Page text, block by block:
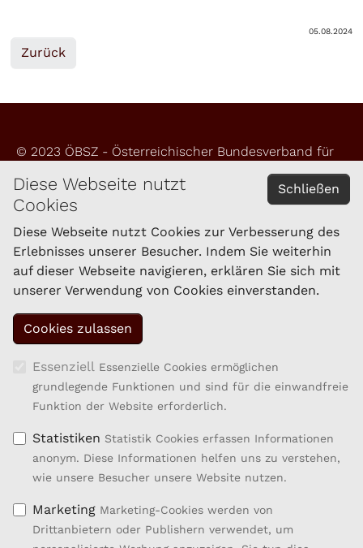
Schließen
Diese Webseite nutzt
Cookies
Diese Webseite nutzt Cookies zur Verbesserung des
Erlebnisses unserer Besucher. Indem Sie weiterhin
auf dieser Webseite navigieren, erklären Sie sich mit
unserer Verwendung von Cookies einverstanden.
Essenziell Essenzielle Cookies ermöglichen
grundlegende Funktionen und sind für die einwandfreie
Funktion der Website erforderlich.
Statistiken Statistik Cookies erfassen Informationen
anonym. Diese Informationen helfen uns zu verstehen,
wie unsere Besucher unsere Website nutzen.
Marketing Marketing-Cookies werden von
Drittanbietern oder Publishern verwendet, um
05.08.2024
Zurück
© 2023 ÖBSZ - Österreichischer Bundesverband für
Impressum
Datenschutzerklärung
KONTAKT
Brixner Straße 1
6020 Innsbruck
Tel.: 059/292-1861
Fax: 059/292-1869
kompetenzzentrum.sz@lk-tirol.at